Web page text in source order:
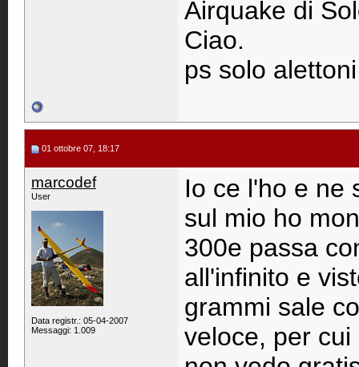
Airquake di
Ciao.
ps solo
01 ottobre 07, 18:17
marcodef
User
Data registr.: 05-04-2007
Messaggi: 1.009
Io ce l'ho e ne
sul mio ho
300e passa
all'infinito e
grammi sale
veloce, per